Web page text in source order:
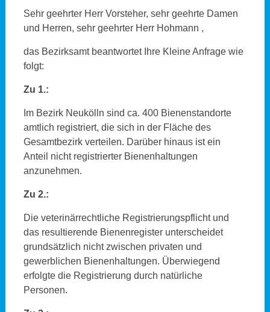
Sehr geehrter Herr Vorsteher, sehr geehrte Damen
und Herren, sehr geehrter Herr Hohmann ,
das Bezirksamt beantwortet Ihre Kleine Anfrage wie
folgt:
Zu 1.:
Im Bezirk Neukölln sind ca. 400 Bienenstandorte
amtlich registriert, die sich in der Fläche des
Gesamtbezirk verteilen. Darüber hinaus ist ein
Anteil nicht registrierter Bienenhaltungen
anzunehmen.
Zu 2.:
Die veterinärrechtliche Registrierungspflicht und
das resultierende Bienenregister unterscheidet
grundsätzlich nicht zwischen privaten und
gewerblichen Bienenhaltungen. Überwiegend
erfolgte die Registrierung durch natürliche
Personen.